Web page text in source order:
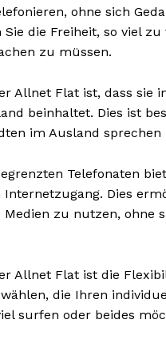
NEWSLETTER
ohne sich
die Freiheit, so viel
zu müssen.
Allnet Flat ist, dass sie
beinhaltet. Dies ist
im Ausland sprechen
Telefonaten
Dies
zu nutzen, ohne
Allnet Flat ist die
die Ihren
surfen oder beides